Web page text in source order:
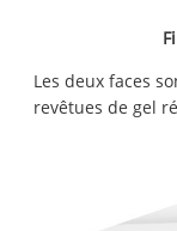
Les deux faces
revêtues de gel